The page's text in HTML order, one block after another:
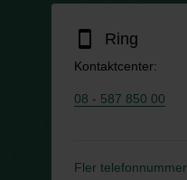
smartphone Ring
Kontaktcenter:
08 - 587 850 00
Fler telefonnummer